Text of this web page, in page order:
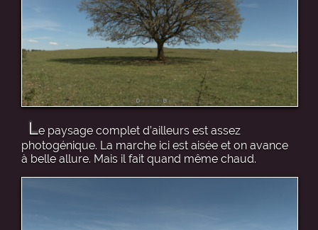
Le paysage complet d’ailleurs est assez
photogénique. La marche ici est aisée et on avance
à belle allure. Mais il fait quand même chaud.